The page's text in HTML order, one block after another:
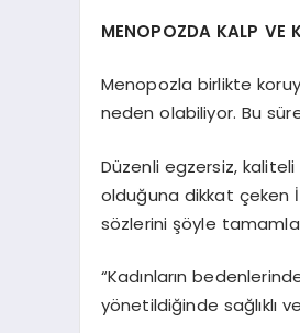
MENOPOZDA KALP VE
Menopozla birlikte
neden olabiliyor. Bu
Düzenli egzersiz,
olduğuna dikkat çeken
sözlerini şöyle
“Kadınların
yönetildiğinde sağlıklı